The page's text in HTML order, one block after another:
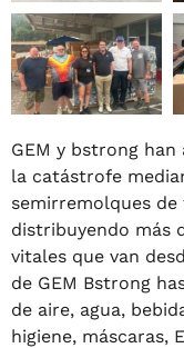
GEM y bstrong han
la catástrofe
semirremolques
distribuyendo más
vitales que van
de GEM Bstrong
de aire, agua,
higiene, máscaras,